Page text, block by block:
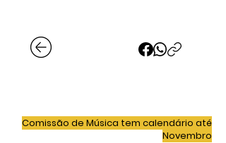
Comissão de Música tem calendário até
Novembro